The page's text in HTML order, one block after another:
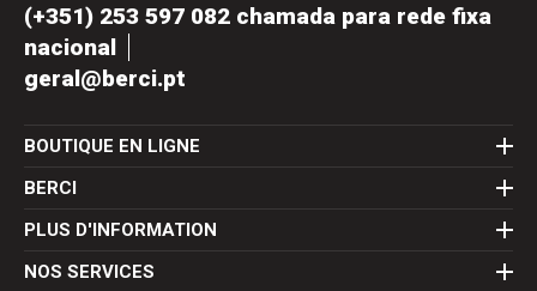
(+351) 253 597 082 chamada para rede fixa
nacional
geral@berci.pt
BOUTIQUE EN LIGNE
BERCI
PLUS D'INFORMATION
NOS SERVICES